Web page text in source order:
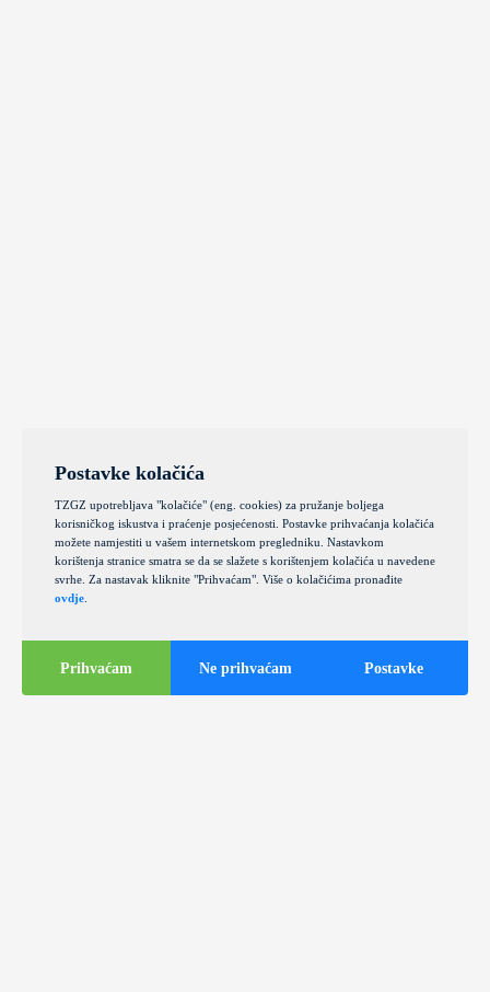
Postavke kolačića
TZGZ upotrebljava "kolačiće" (eng. cookies) za pružanje boljega
korisničkog iskustva i praćenje posjećenosti. Postavke prihvaćanja kolačića
možete namjestiti u vašem internetskom pregledniku. Nastavkom
korištenja stranice smatra se da se slažete s korištenjem kolačića u navedene
svrhe. Za nastavak kliknite "Prihvaćam". Više o kolačićima pronađite
ovdje
Prihvaćam Ne prihvaćam Postavke